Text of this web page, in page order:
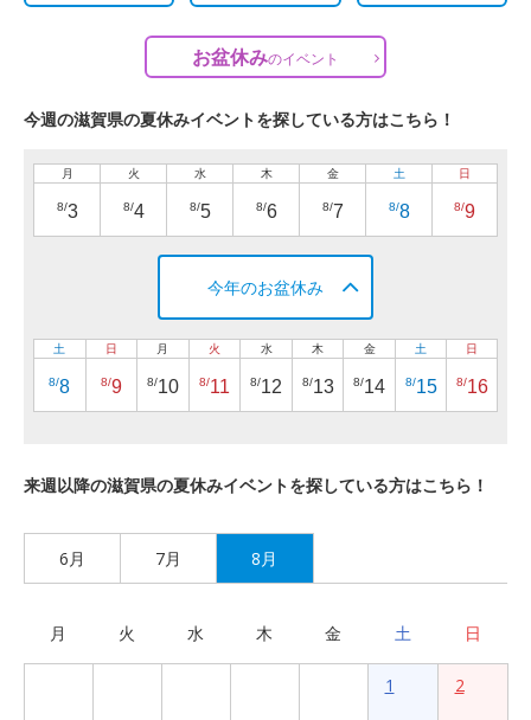
お盆休みのイベント
今週の滋賀県の夏休みイベントを探している方はこちら！
月
8/3
火
8/4
水
8/5
木
8/6
金
8/7
土
8/8
日
8/9
今年のお盆休み
土
8/8
日
8/9
月
8/10
火
8/11
水
8/12
木
8/13
金
8/14
土
8/15
日
8/16
来週以降の滋賀県の夏休みイベントを探している方はこちら！
6月 7月 8月
月 火 水 木 金 土 日
1 2